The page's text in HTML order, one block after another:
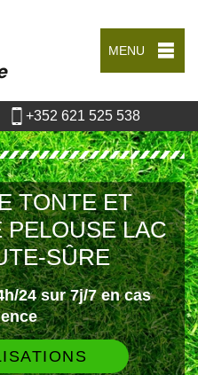
MENU
+352 621 525 538
TONTE ET
PELOUSE LAC
SÛRE
24 sur 7j/7 en cas